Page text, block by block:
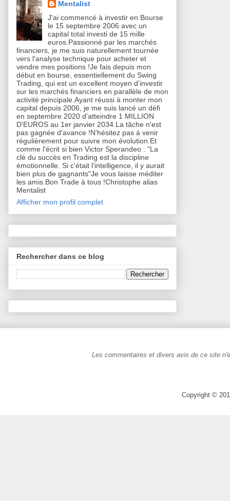
Mentalist
J'ai commencé à investir en Bourse
le 15 septembre 2006 avec un
capital total investi de 15 mille
euros.Passionné par les marchés
financiers, je me suis naturellement tournée
vers l'analyse technique pour acheter et
vendre mes positions !Je fais depuis mon
début en bourse, essentiellement du Swing
Trading, qui est un excellent moyen d'investir
sur les marchés financiers en parallèle de mon
activité principale.Ayant réussi à monter mon
capital depuis 2006, je me suis lancé un défi
en septembre 2020 d'atteindre 1 MILLION
D'EUROS au 1er janvier 2034.La tâche n'est
pas gagnée d'avance !N'hésitez pas à venir
régulièrement pour suivre mon évolution.Et
comme l'écrit si bien Victor Sperandeo : "La
clé du succès en Trading est la discipline
émotionnelle. Si c'était l'intelligence, il y aurait
bien plus de gagnants"Je vous laisse méditer
les amis.Bon Trade à tous !Christophe alias
Mentalist
Afficher mon profil complet
Rechercher dans ce blog
Les commentaires et divers avis de ce site
Copyright ©